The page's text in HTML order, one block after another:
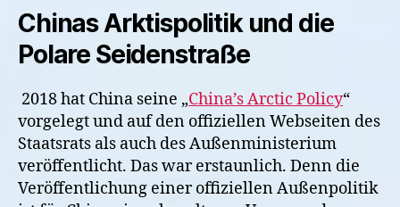
Chinas Arktispolitik und die
Polare Seidenstraße
2018 hat China seine „China’s Arctic Policy“
vorgelegt und auf den offiziellen Webseiten des
Staatsrats als auch des Außenministerium
veröffentlicht. Das war erstaunlich. Denn die
Veröffentlichung einer offiziellen Außenpolitik